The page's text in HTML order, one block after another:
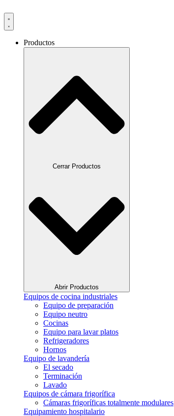
Productos
Cerrar Productos
Abrir Productos
Equipos de cocina industriales
Equipo de preparación
Equipo neutro
Cocinas
Equipo para lavar platos
Refrigeradores
Hornos
Equipo de lavandería
El secado
Terminación
Lavado
Equipos de cámara frigorífica
Cámaras frigoríficas totalmente modulares
Equipamiento hospitalario